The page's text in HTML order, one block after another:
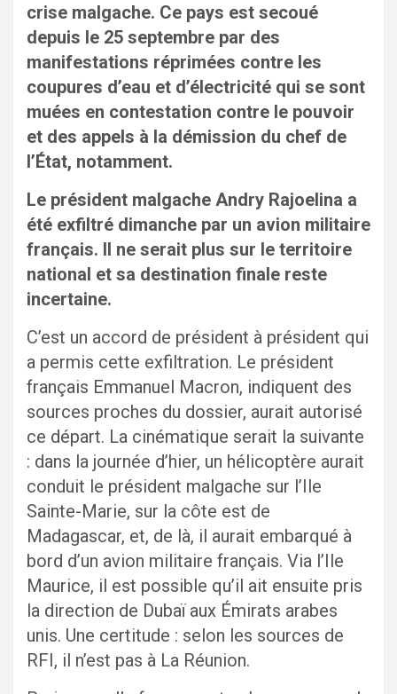
crise malgache. Ce pays est secoué
depuis le 25 septembre par des
manifestations réprimées contre les
coupures d’eau et d’électricité qui se sont
muées en contestation contre le pouvoir
et des appels à la démission du chef de
l’État, notamment.
Le président malgache Andry Rajoelina a
été exfiltré dimanche par un avion militaire
français. Il ne serait plus sur le territoire
national et sa destination finale reste
incertaine.
C’est un accord de président à président qui
a permis cette exfiltration. Le président
français Emmanuel Macron, indiquent des
sources proches du dossier, aurait autorisé
ce départ. La cinématique serait la suivante
: dans la journée d’hier, un hélicoptère aurait
conduit le président malgache sur l’Ile
Sainte-Marie, sur la côte est de
Madagascar, et, de là, il aurait embarqué à
bord d’un avion militaire français. Via l’Ile
Maurice, il est possible qu’il ait ensuite pris
la direction de Dubaï aux Émirats arabes
unis. Une certitude : selon les sources de
RFI, il n’est pas à La Réunion.